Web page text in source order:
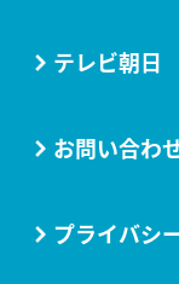
テレビ朝日
お問い合わ
プライバシ